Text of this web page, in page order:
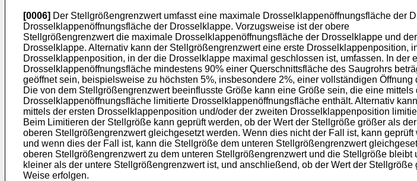
[0006] Der Stellgrößengrenzwert umfasst eine maximale Drosselklappenöffnungsfläche der
Drosselklappenöffnungsfläche der Drosselklappe. Vorzugsweise ist der obere
Stellgrößengrenzwert die maximale Drosselklappenöffnungsfläche der Drosselklappe und
Drosselklappe. Alternativ kann der Stellgrößengrenzwert eine erste Drosselklappenposition,
Drosselklappenposition, in der die Drosselklappe maximal geschlossen ist, umfassen. In
Drosselklappenöffnungsfläche mindestens 90% einer Querschnittsfläche des Saugrohrs
geöffnet sein, beispielsweise zu höchsten 5%, insbesondere 2%, einer vollständigen
Die von dem Stellgrößengrenzwert beeinflusste Größe kann eine Größe sein, die eine
Drosselklappenöffnungsfläche limitierte Drosselklappenöffnungsfläche enthält. Alternativ
mittels der ersten Drosselklappenposition und/oder der zweiten Drosselklappenposition
Beim Limitieren der Stellgröße kann geprüft werden, ob der Wert der Stellgröße größer als
oberen Stellgrößengrenzwert gleichgesetzt werden. Wenn dies nicht der Fall ist, kann
und wenn dies der Fall ist, kann die Stellgröße dem unteren Stellgrößengrenzwert
oberen Stellgrößengrenzwert zu dem unteren Stellgrößengrenzwert und die Stellgröße
kleiner als der untere Stellgrößengrenzwert ist, und anschließend, ob der Wert der
Weise erfolgen.